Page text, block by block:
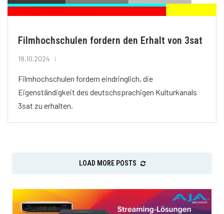
Filmhochschulen fordern den Erhalt von 3sat
18.10.2024
Filmhochschulen fordern eindringlich, die
Eigenständigkeit des deutschsprachigen Kulturkanals
3sat zu erhalten.
LOAD MORE POSTS